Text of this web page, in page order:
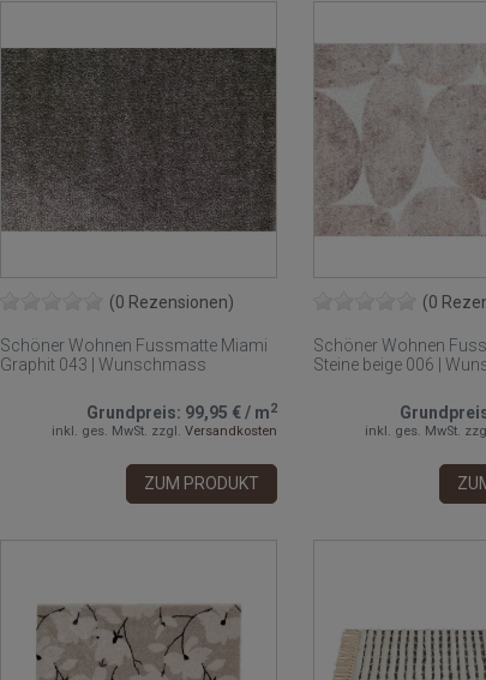
(0 Rezensionen)
Schöner Wohnen Fussmatte Miami
Graphit 043 | Wunschmass
Grundpreis: 99,95 €/ m2
inkl. ges. MwSt. zzgl.Versandkosten
ZUM PRODUKT
(0
Schöner Wohnen
Steine beige 006 |
inkl. ges. MwSt.